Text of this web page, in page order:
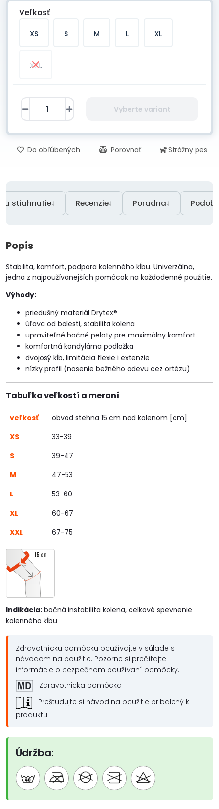
Veľkosť
XS S M L XL
XXL
Vyberte variant
Do obľúbených Porovnať Strážny pes
stiahnutie↓ Recenzie↓ Poradna↓
Popis
Stabilita, komfort, podpora kolenného kĺbu. Univerzálna,
jedna z najpoužívanejších pomôcok na každodenné použitie.
Výhody:
priedušný materiál Drytex®
úľava od bolesti, stabilita kolena
upraviteľné bočné peloty pre maximálny komfort
komfortná kondylárna podložka
dvojosý kĺb, limitácia flexie i extenzie
nízky profil (nosenie bežného odevu cez ortézu)
Tabuľka veľkostí a meraní
veľkosť
obvod stehna 15 cm nad kolenom [cm]
XS
33-39
S
39-47
M
47-53
L
53-60
XL
60-67
XXL
67-75
Indikácia: bočná instabilita kolena, celkové spevnenie
kolenného kĺbu
Zdravotnícku pomôcku používajte v súlade s
návodom na použitie. Pozorne si prečítajte
informácie o bezpečnom používaní pomôcky.
Zdravotnicka pomôcka
Preštudujte si návod na použitie pribalený k
produktu.
Údržba: